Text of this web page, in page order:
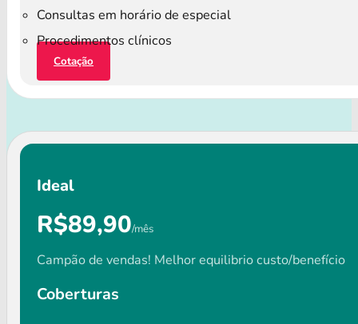
Consultas em horário de especial
Procedimentos clínicos
Cotação
Ideal
R$89,90/mês
Campão de vendas! Melhor equilibrio custo/benefício
Coberturas